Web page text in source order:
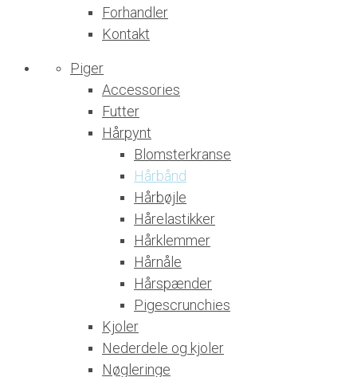
Forhandler
Kontakt
Piger
Accessories
Futter
Hårpynt
Blomsterkranse
Hårbånd
Hårbøjle
Hårelastikker
Hårklemmer
Hårnåle
Hårspænder
Pigescrunchies
Kjoler
Nederdele og kjoler
Nøgleringe